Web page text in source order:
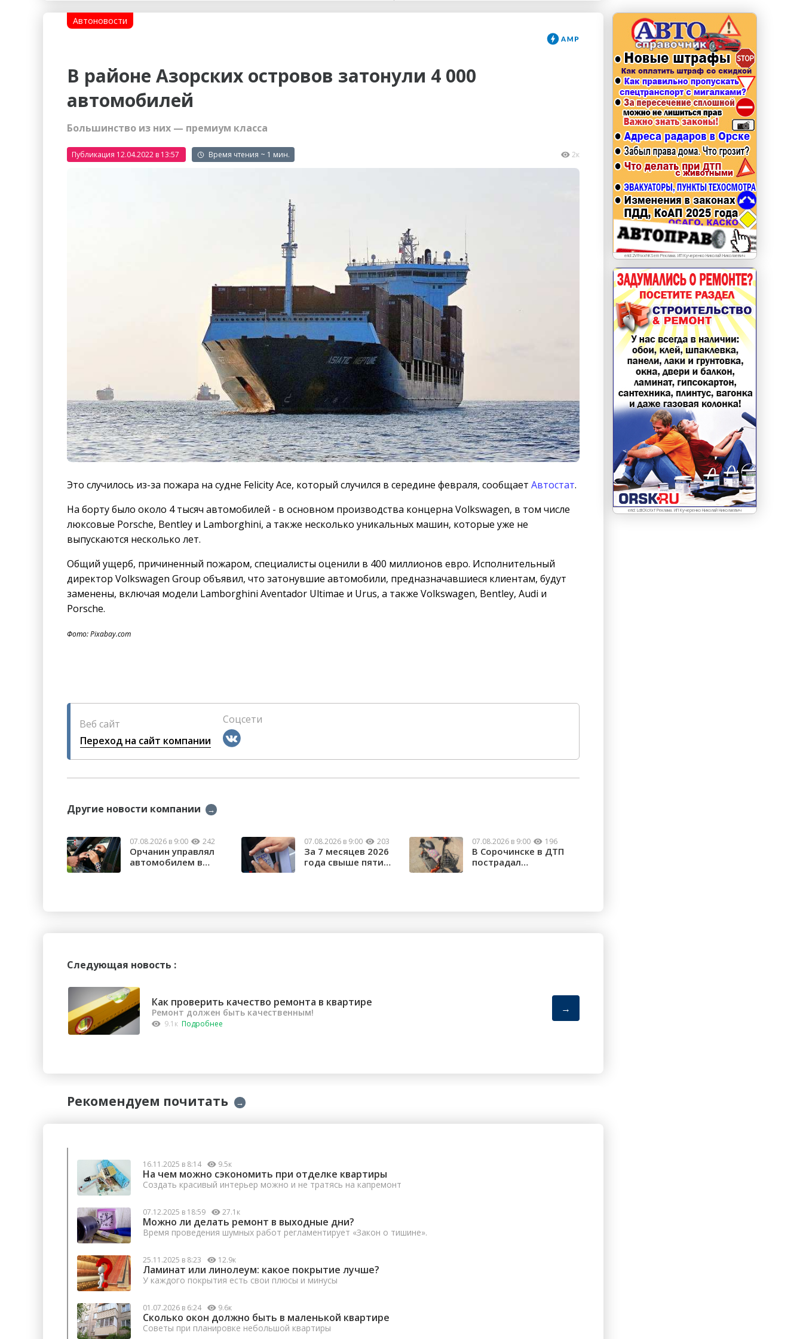
Гостиницы
СМИ и Реклама
Городское хозяйство
Купоны
erid: LdtCKJjWj Реклама. ИП Кучеренко Николай
Николаевич
Автоновости
В районе Азорских островов затонули 4 000
автомобилей
Большинство из них — премиум класса
Публикация 12.04.2022 в 13:57 ~ 1 мин. 2к
Это случилось из-за пожара на судне Felicity Ace, который случился в середине февраля, сообщает Автостат.
На борту было около 4 тысяч автомобилей - в основном производства концерна Volkswagen, в том числе
люксовые Porsche, Bentley и Lamborghini, а также несколько уникальных машин, которые уже не
выпускаются несколько лет.
Общий ущерб, причиненный пожаром, специалисты оценили в 400 миллионов евро. Исполнительный
директор Volkswagen Group объявил, что затонувшие автомобили, предназначавшиеся клиентам, будут
заменены, включая модели Lamborghini Aventador Ultimae и Urus, а также Volkswagen, Bentley, Audi и
Porsche.
Фото: Pixabay.com
Веб сайт
Переход на сайт компании
Соцсети
Другие новости компании →
07.08.2026 в 9:00 242
Орчанин управлял
автомобилем в
07.08.2026 в 9:00 203
За 7 месяцев 2026
года свыше пяти
07.08.2026 в 9:00 196
В Сорочинске в ДТП
пострадал
erid:2VfnxxhKSem Реклама. ИП Кучеренко Николай Николаевич
erid: LdtCKcXxf Реклама. ИП Кучеренко Николай Николаевич
Следующая новость :
Как проверить качество ремонта в квартире
Ремонт должен быть качественным!
9.1к Подробнее
→
Рекомендуем почитать →
16.11.2025 в 8:14 9.5к
На чем можно сэкономить при отделке квартиры
Создать красивый интерьер можно и не тратясь на капремонт
07.12.2025 в 18:59 27.1к
Можно ли делать ремонт в выходные дни?
Время проведения шумных работ регламентирует «Закон о тишине».
25.11.2025 в 8:23 12.9к
Ламинат или линолеум: какое покрытие лучше?
У каждого покрытия есть свои плюсы и минусы
01.07.2026 в 6:24 9.6к
Сколько окон должно быть в маленькой квартире
Советы при планировке небольшой квартиры